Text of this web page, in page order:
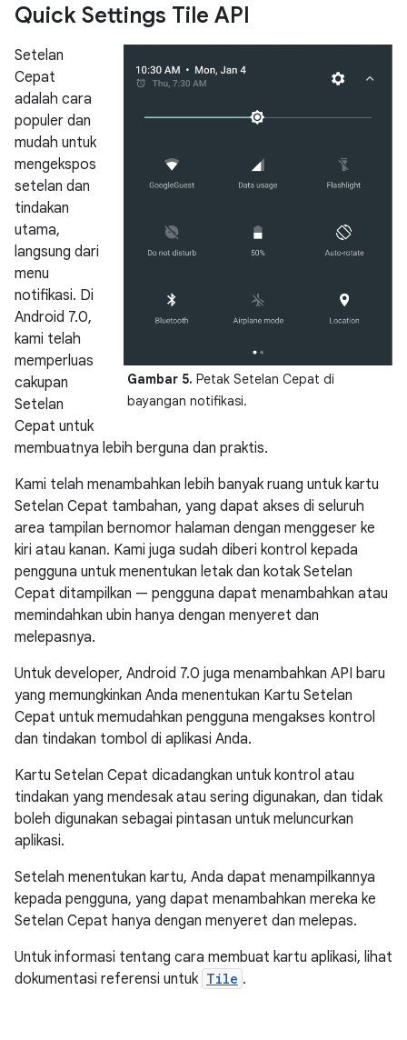
Quick Settings Tile API
Gambar 5. Petak Setelan Cepat di
bayangan notifikasi.
Setelan
Cepat
adalah cara
populer dan
mudah untuk
mengekspos
setelan dan
tindakan
utama,
langsung dari
menu
notifikasi. Di
Android 7.0,
kami telah
memperluas
cakupan
Setelan
Cepat untuk
membuatnya lebih berguna dan praktis.
Kami telah menambahkan lebih banyak ruang untuk kartu
Setelan Cepat tambahan, yang dapat akses di seluruh
area tampilan bernomor halaman dengan menggeser ke
kiri atau kanan. Kami juga sudah diberi kontrol kepada
pengguna untuk menentukan letak dan kotak Setelan
Cepat ditampilkan — pengguna dapat menambahkan atau
memindahkan ubin hanya dengan menyeret dan
melepasnya.
Untuk developer, Android 7.0 juga menambahkan API baru
yang memungkinkan Anda menentukan Kartu Setelan
Cepat untuk memudahkan pengguna mengakses kontrol
dan tindakan tombol di aplikasi Anda.
Kartu Setelan Cepat dicadangkan untuk kontrol atau
tindakan yang mendesak atau sering digunakan, dan tidak
boleh digunakan sebagai pintasan untuk meluncurkan
aplikasi.
Setelah menentukan kartu, Anda dapat menampilkannya
kepada pengguna, yang dapat menambahkan mereka ke
Setelan Cepat hanya dengan menyeret dan melepas.
Untuk informasi tentang cara membuat kartu aplikasi, lihat
dokumentasi referensi untuk Tile .